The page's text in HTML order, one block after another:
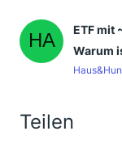
ETF mit
Warum
Teilen